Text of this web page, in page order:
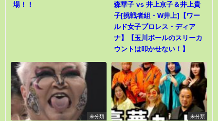
場！！
森華子 vs 井上京子＆井上貴
子[挑戦者組・W井上]【ワー
ルド女子プロレス・ディア
ナ】【玉川ボールのスリーカ
ウントは叩かせない！】
未分類 未分類